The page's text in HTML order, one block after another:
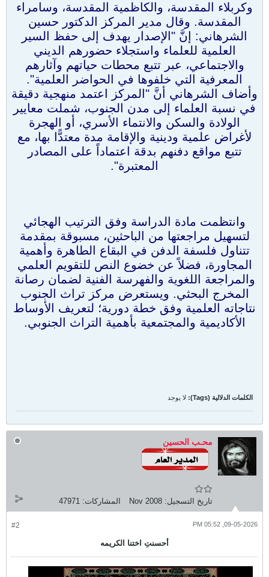
وكربلاء المقدسة، والكاظمية المقدسة، وسامراء
المقدسة. وقال مدير المركز الدكتور حسين
الشرهاني: إنَّ "الإصدار يهدف إلى حفظ السير
العلمية للعلماء واستجلاء حضورهم الديني
والاجتماعي، عبر تتبع محطات حياتهم وآثارهم
المعرفية التي خلفوها في الحواضر العلمية".
وأضاف الشرهاني أنَّ "المركز اعتمد منهجية دقيقة
في نسبة العلماء إلى مدن الجنوب، شملت معايير
الولادة والسكن والانتماء الأسري، أو الهجرة
لأغراض علمية ودينية والإقامة مدة معتدًّا بها، مع
تتبع مواقع دفنهم بدقة اعتماداً على المصادر
المعتبرة".
وانتظمت مادة الدراسة وفق الترتيب الهجائي
لتسهيل مراجعتها من الباحثين، مسبوقة بمقدمة
تتناول فلسفة الدفن في البقاع الطاهرة وأهمية
المجاورة، فضلاً عن خضوع النص للتقويم العلمي
والمراجعة اللغوية والفهرسة الفنية لضمان رصانة
المخرج البحثي. ويستعرض مركز تراث الجنوب
نتاجاته العلمية وفق خطة دورية؛ لتعريف الأوساط
الأكاديمية والمجتمعية بأهمية التراث الجنوبي.
الكلمات الدلالية (Tags): لا يوجد
محـب الحسين
تاريخ التسجيل: Nov 2008 المشاركات: 47971
#2 09-05-2026, 05:52 PM
أحسنتِ اختنا الكريمه